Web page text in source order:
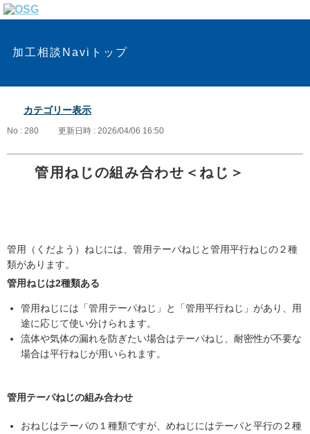
加工相談Naviトップ
カテゴリー表示
No : 280 更新日時 : 2026/04/06 16:50
管用ねじの組み合わせ＜ねじ＞
管用（くだよう）ねじには、管用テーパねじと管用平行ねじの２種
類があります。
管用ねじは2種類ある
管用ねじには「管用テーパねじ」と「管用平行ねじ」があり、用
途に応じて使い分けられます。
流体や気体の漏れを防ぎたい場合はテーパねじ、耐密性が不要な
場合は平行ねじが用いられます。
管用テーパねじの組み合わせ
おねじはテーパの１種類ですが、めねじにはテーパと平行の２種